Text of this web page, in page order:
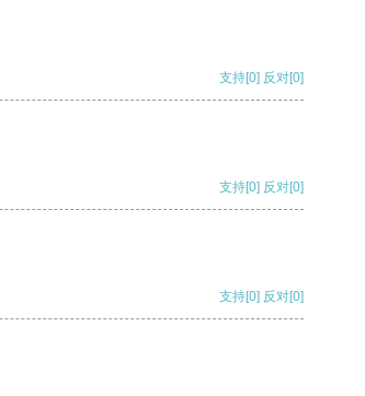
支持[0] 反对[0]
支持[0] 反对[0]
支持[0] 反对[0]